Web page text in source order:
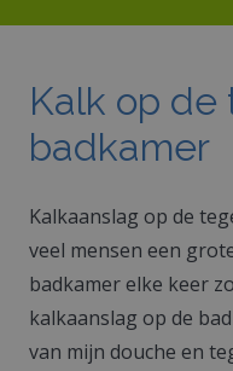
Kalk op de
badkamer
Kalkaanslag op de
veel mensen een
badkamer elke keer
kalkaanslag op de
van mijn douche en